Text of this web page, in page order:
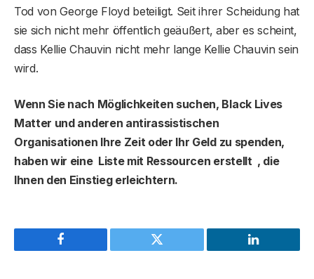
Tod von George Floyd beteiligt. Seit ihrer Scheidung hat
sie sich nicht mehr öffentlich geäußert, aber es scheint,
dass Kellie Chauvin nicht mehr lange Kellie Chauvin sein
wird.
Wenn Sie nach Möglichkeiten suchen, Black Lives
Matter und anderen antirassistischen
Organisationen Ihre Zeit oder Ihr Geld zu spenden,
haben wir eine Liste mit Ressourcen erstellt , die
Ihnen den Einstieg erleichtern.
Facebook Twitter LinkedIn